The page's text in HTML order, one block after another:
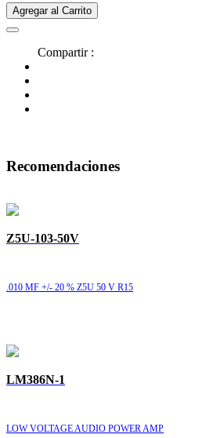
Agregar al Carrito
Compartir :
Recomendaciones
Z5U-103-50V
.010 MF +/- 20 % Z5U 50 V R15
LM386N-1
LOW VOLTAGE AUDIO POWER AMP